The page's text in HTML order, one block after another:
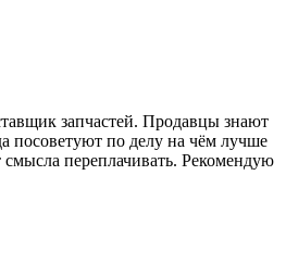
запчастей. Продавцы знают
посоветуют по делу на чём лучше
смысла переплачивать. Рекомендую